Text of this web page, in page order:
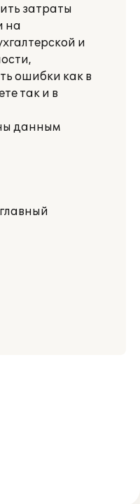
затраты
на
и
ошибки как в
так и в
данным